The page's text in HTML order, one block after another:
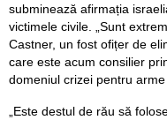
subminează afirmația
victimele civile. „Sunt
Castner, un fost ofițer de
care este acum consilier
domeniul crizei pentru
„Este destul de rău să